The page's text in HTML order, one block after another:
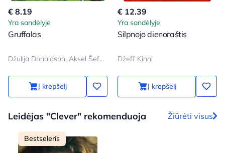
€ 8.19
Yra sandėlyje
Gruffalas
Džulija Donaldson, Aksel Šeffler
Į krepšelį
€ 12.39
Yra sandėlyje
Silpnojo dienoraštis
Džeff Kinni
Į krepšelį
Leidėjas "Clever" rekomenduoja Žiūrėti visus
Bestseleris